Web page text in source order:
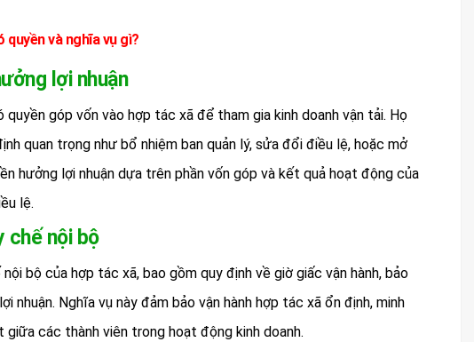
quyền và nghĩa vụ gì?
lợi nhuận
góp vốn vào hợp tác xã để tham gia kinh doanh vận tải. Họ
quan trọng như bổ nhiệm ban quản lý, sửa đổi điều lệ, hoặc mở
hưởng lợi nhuận dựa trên phần vốn góp và kết quả hoạt động của
lệ.
chế nội bộ
bộ của hợp tác xã, bao gồm quy định về giờ giấc vận hành, bảo
nhuận. Nghĩa vụ này đảm bảo vận hành hợp tác xã ổn định, minh
các thành viên trong hoạt động kinh doanh.